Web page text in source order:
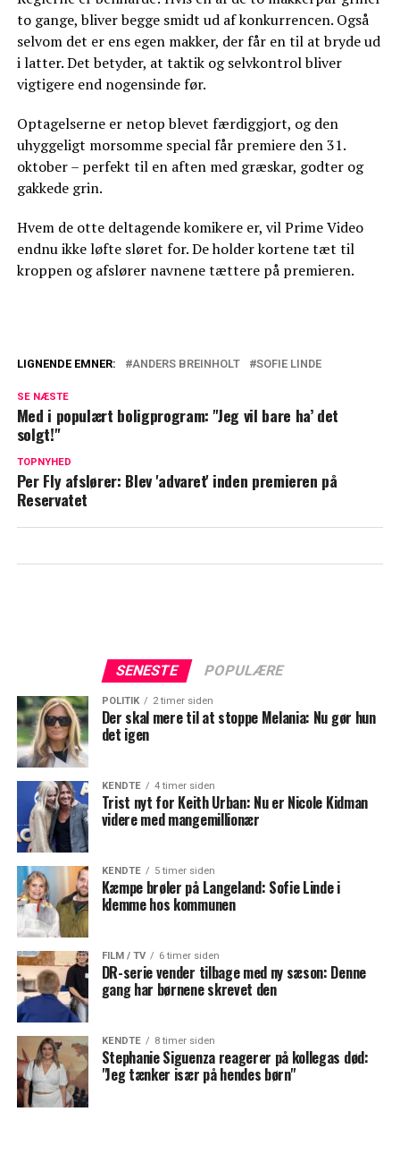
to gange, bliver begge smidt ud af konkurrencen. Også
selvom det er ens egen makker, der får en til at bryde ud
i latter. Det betyder, at taktik og selvkontrol bliver
vigtigere end nogensinde før.
Optagelserne er netop blevet færdiggjort, og den
uhyggeligt morsomme special får premiere den 31.
oktober – perfekt til en aften med græskar, godter og
gakkede grin.
Hvem de otte deltagende komikere er, vil Prime Video
endnu ikke løfte sløret for. De holder kortene tæt til
kroppen og afslører navnene tættere på premieren.
ny værtsrolle
LIGNENDE EMNER: ANDERS BREINHOLT SOFIE LINDE
SE NÆSTE
Med i populært boligprogram: "Jeg vil bare ha’ det
solgt!"
TOPNYHED
Per Fly afslører: Blev 'advaret' inden premieren på
Reservatet
SENESTE POPULÆRE
POLITIK 2 timer siden
Der skal mere til at stoppe Melania: Nu gør hun
det igen
KENDTE 4 timer siden
Trist nyt for Keith Urban: Nu er Nicole Kidman
videre med mangemillionær
KENDTE 5 timer siden
Kæmpe brøler på Langeland: Sofie Linde i
klemme hos kommunen
FILM / TV 6 timer siden
DR-serie vender tilbage med ny sæson: Denne
gang har børnene skrevet den
KENDTE 8 timer siden
Stephanie Siguenza reagerer på kollegas død:
"Jeg tænker især på hendes børn"